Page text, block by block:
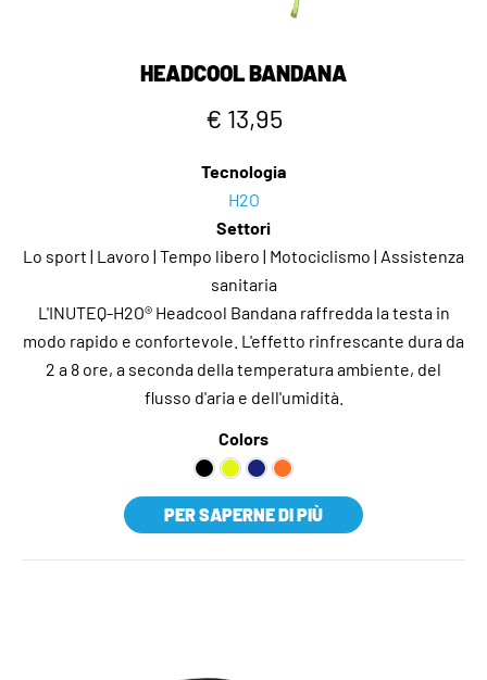
HEADCOOL BANDANA
€ 13,95
Tecnologia
H2O
Settori
Lo sport | Lavoro | Tempo libero | Motociclismo | Assistenza
sanitaria
L'INUTEQ-H2O® Headcool Bandana raffredda la testa in
modo rapido e confortevole. L'effetto rinfrescante dura da
2 a 8 ore, a seconda della temperatura ambiente, del
flusso d'aria e dell'umidità.
Colors
PER SAPERNE DI PIÙ